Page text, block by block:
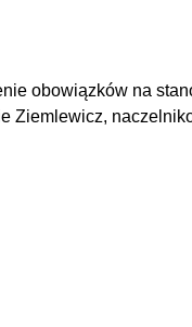
obowiązków na
Ziemlewicz,